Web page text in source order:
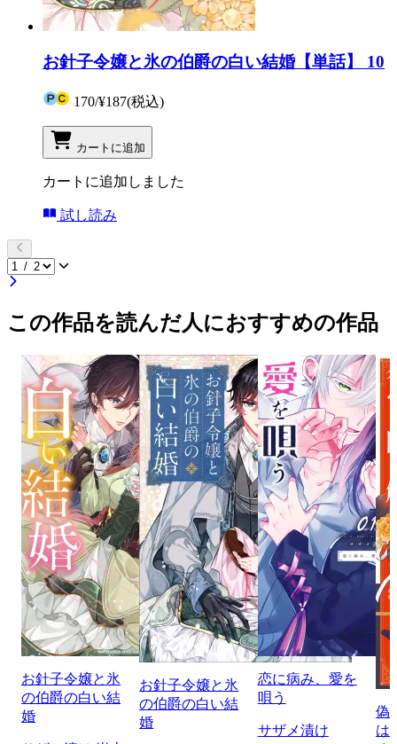
お針子令嬢と氷の伯爵の白い結婚【単話】 10
170/¥187(税込)
カートに追加
カートに追加しました
試し読み
この作品を読んだ人におすすめの作品
お針子令嬢と氷
の伯爵の白い結
婚
お針子令嬢と氷
の伯爵の白い結
婚
恋に病み、愛を
唄う
サザメ漬け
偽
は